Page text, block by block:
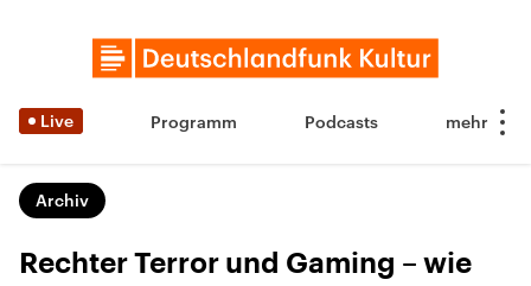
Live Programm Podcasts
Archiv
Rechter Terror und Gaming – wie